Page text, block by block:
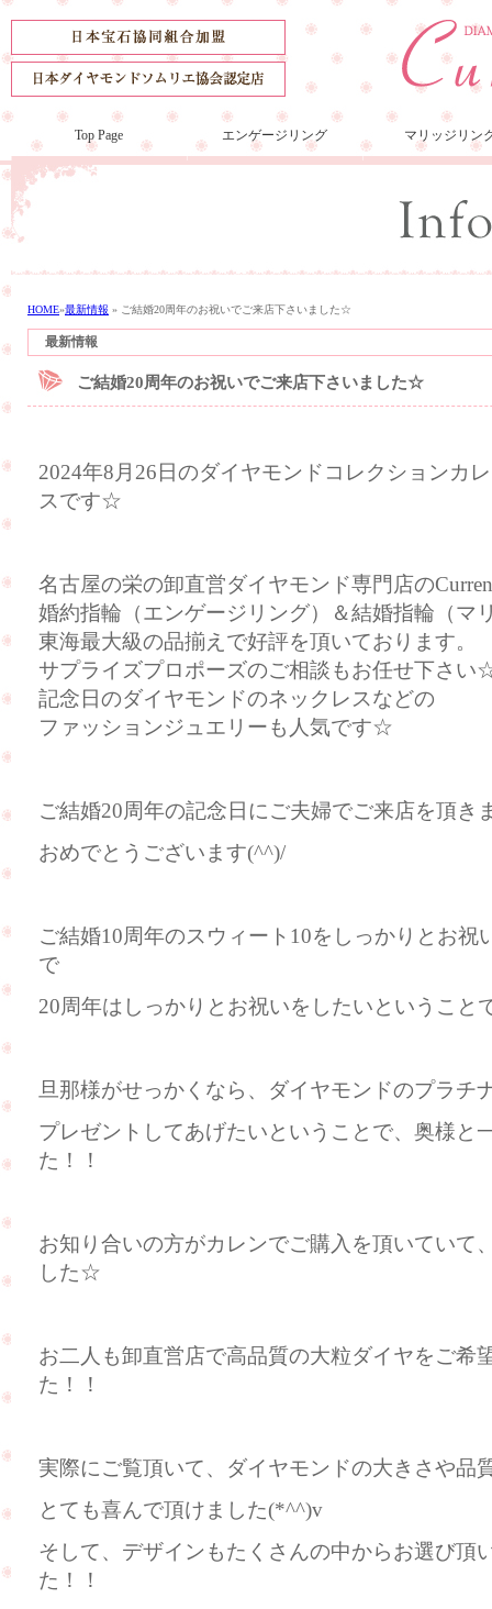
Top Page エンゲージリング マリッジリン
HOME»最新情報 » ご結婚20周年のお祝いでご来店下さいました☆
最新情報
ご結婚20周年のお祝いでご来店下さいました☆
2024年8月26日のダイヤモンドコレクションカ
スです☆
名古屋の栄の卸直営ダイヤモンド専門店の
婚約指輪（エンゲージリング）＆結婚指輪（マ
東海最大級の品揃えで好評を頂いております。
サプライズプロポーズのご相談もお任せ下さい
記念日のダイヤモンドのネックレスなどの
ファッションジュエリーも人気です☆
ご結婚20周年の記念日にご夫婦でご来店を頂き
おめでとうございます(^^)/
ご結婚10周年のスウィート10をしっかりとお祝
で
20周年はしっかりとお祝いをしたいということ
旦那様がせっかくなら、ダイヤモンドのプラチ
プレゼントしてあげたいということで、奥様と
た！！
お知り合いの方がカレンでご購入を頂いていて
した☆
お二人も卸直営店で高品質の大粒ダイヤをご希
た！！
実際にご覧頂いて、ダイヤモンドの大きさや品
とても喜んで頂けました(*^^)v
そして、デザインもたくさんの中からお選び頂
た！！